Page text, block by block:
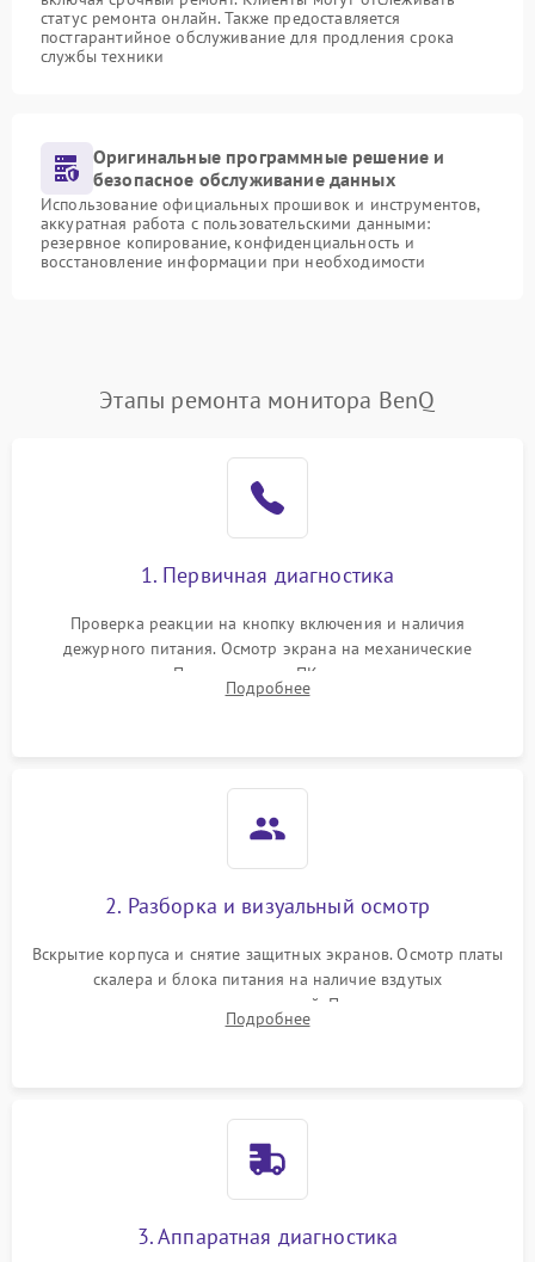
статус ремонта онлайн. Также предоставляется
постгарантийное обслуживание для продления срока
службы техники
Оригинальные программные решение и
безопасное обслуживание данных
Использование официальных прошивок и инструментов,
аккуратная работа с пользовательскими данными:
резервное копирование, конфиденциальность и
восстановление информации при необходимости
Этапы ремонта монитора BenQ
1. Первичная диагностика
Проверка реакции на кнопку включения и наличия
дежурного питания. Осмотр экрана на механические
повреждения. Подключение к ПК для оценки вывода
изображения, работы подсветки и выявления артефактов на
Подробнее
2. Разборка и визуальный осмотр
Вскрытие корпуса и снятие защитных экранов. Осмотр платы
скалера и блока питания на наличие вздутых
конденсаторов, прогаров, окислений. Проверка надежности
контактов и целостности шлейфов матрицы.
Подробнее
3. Аппаратная диагностика